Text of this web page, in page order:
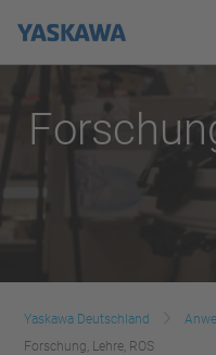
Yaskawa Deutschland
Forschung, Lehre, ROS